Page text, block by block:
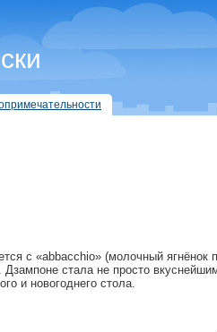
с «abbacchio» (молочный ягнёнок
стала не просто
и новогоднего стола.